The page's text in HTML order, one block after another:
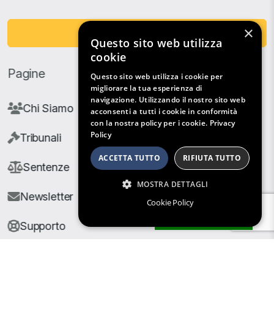
Pagine
Chi Siamo
Tribunali
Sentenze
Newsletter
Supporto
×
Questo sito web utilizza
cookie
Questo sito web utilizza i cookie per
migliorare la tua esperienza di
navigazione. Utilizzando il nostro sito web
acconsenti a tutti i cookie in conformità
con la nostra policy per i cookie. Privacy
Policy
ACCETTA TUTTO RIFIUTA TUTTO
MOSTRA DETTAGLI
Cookie Policy